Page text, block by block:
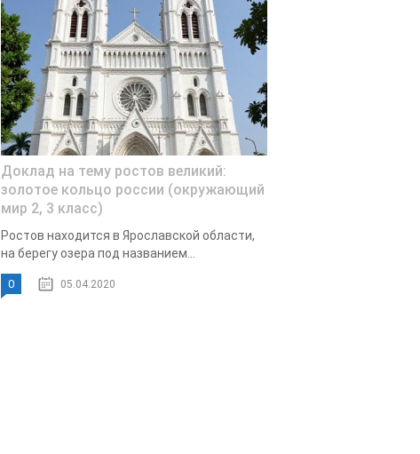
Доклад на тему ростов великий:
золотое кольцо россии (окружающий
мир 2, 3 класс)
Ростов находится в Ярославской области,
на берегу озера под названием...
0 05.04.2020